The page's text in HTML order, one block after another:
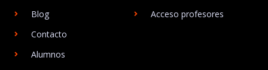
Blog
Contacto
Alumnos
Acceso profesores